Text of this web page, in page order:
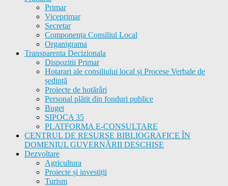
Primar
Viceprimar
Secretar
Componența Consiliul Local
Organigrama
Transparenta Decizionala
Dispozitii Primar
Hotarari ale consiliului local și Procese Verbale de
ședință
Proiecte de hotărâri
Personal plătit din fonduri publice
Buget
SIPOCA 35
PLATFORMA E-CONSULTARE
CENTRUL DE RESURSE BIBLIOGRAFICE ÎN
DOMENIUL GUVERNĂRII DESCHISE
Dezvoltare
Agricultura
Proiecte și investiții
Turism